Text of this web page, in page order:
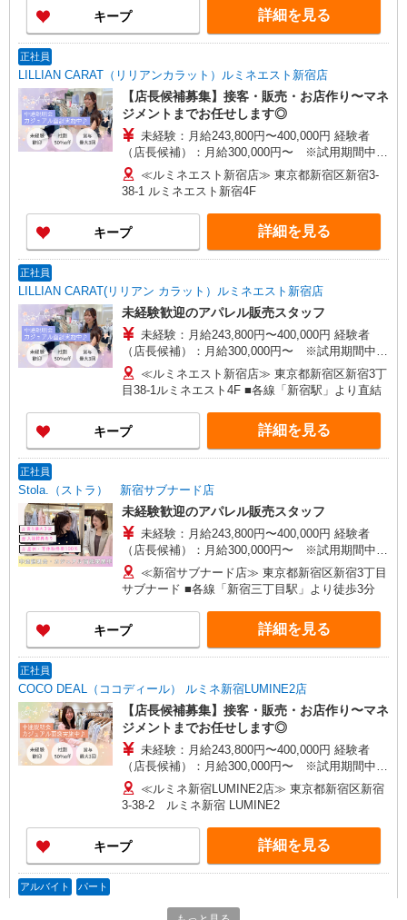
分) ■新宿三丁目(東京メトロ丸ノ内線)B9口(約6分)
キープ 詳細を見る
正社員
LILLIAN CARAT（リリアンカラット）ルミネエスト新宿店
【店長候補募集】接客・販売・お店作り〜マネ
ジメントまでお任せします◎
未経験：月給243,800円〜400,000円 経験者
（店長候補）：月給300,000円〜 ※試用期間中は
270,000円〜 ★固定残業手当：30,800円（月給に
含む） ※経験・能力考慮 ※固定残業時間は1ヶ月
あたり20時間、超過時は追加で残業手当支給 ※月
3万円まで交通費支給 ※試用期間（2〜3ヶ月）も
同条件 【手当】固定残業手当／資格手当／店舗職
制手当／住宅手当（実家外かつ賃貸の場合のみ別
当の種類はエリアにより異なります。詳細は面接
時にお尋ねください。
≪ルミネエスト新宿店≫ 東京都新宿区新宿3-
38-1 ルミネエスト新宿4F
キープ 詳細を見る
正社員
LILLIAN CARAT(リリアン カラット）ルミネエスト新宿店
未経験歓迎のアパレル販売スタッフ
未経験：月給243,800円〜400,000円 経験者
（店長候補）：月給300,000円〜 ※試用期間中は
270,000円〜 ★固定残業手当：30,800円（月給に
含む） ※経験・能力考慮 ※固定残業時間は1ヶ月
あたり20時間、超過時は追加で残業手当支給 ※月
3万円まで交通費支給 ※試用期間（2〜3ヶ月）も
同条件 【手当】固定残業手当／資格手当／店舗職
制手当／住宅手当（実家外かつ賃貸の場合のみ別
当の種類はエリアにより異なります。詳細は面接
時にお尋ねください。
≪ルミネエスト新宿店≫ 東京都新宿区新宿3丁
目38-1ルミネエスト4F ■各線「新宿駅」より直結
キープ 詳細を見る
正社員
Stola.（ストラ） 新宿サブナード店
未経験歓迎のアパレル販売スタッフ
未経験：月給243,800円〜400,000円 経験者
（店長候補）：月給300,000円〜 ※試用期間中は
270,000円〜 ★固定残業手当：30,800円（月給に
含む） ※経験・能力考慮 ※固定残業時間は1ヶ月
あたり20時間、超過時は追加で残業手当支給 ※月
3万円まで交通費支給 ※試用期間（2〜3ヶ月）も
同条件 【手当】固定残業手当／資格手当／店舗職
制手当／住宅手当（実家外かつ賃貸の場合のみ別
当の種類はエリアにより異なります。詳細は面接
時にお尋ねください。 ＼入社３大特典キャンペー
ン実施中！／※詳細は備考欄にて
≪新宿サブナード店≫ 東京都新宿区新宿3丁目
サブナード ■各線「新宿三丁目駅」より徒歩3分
キープ 詳細を見る
正社員
COCO DEAL（ココディール） ルミネ新宿LUMINE2店
【店長候補募集】接客・販売・お店作り〜マネ
ジメントまでお任せします◎
未経験：月給243,800円〜400,000円 経験者
（店長候補）：月給300,000円〜 ※試用期間中は
270,000円〜 ★固定残業手当：30,800円（月給に
含む） ※経験・能力考慮 ※固定残業時間は1ヶ月
あたり20時間、超過時は追加で残業手当支給 ※月
3万円まで交通費支給 ※試用期間（2〜3ヶ月）も
同条件 【手当】固定残業手当／資格手当／店舗職
制手当／住宅手当（実家外かつ賃貸の場合のみ別
時にお尋ねください。
≪ルミネ新宿LUMINE2店≫ 東京都新宿区新宿
3-38-2 ルミネ新宿 LUMINE2
キープ 詳細を見る
アルバイト パート
Stola.（ストラ） 新宿サブナード店